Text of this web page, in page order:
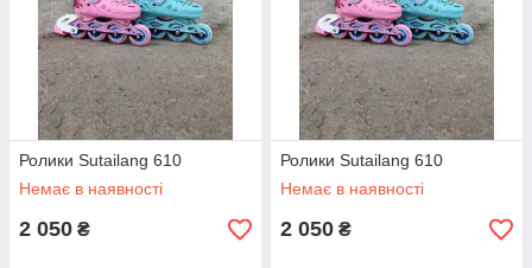
Ролики Sutailang 610
Немає в наявності
2 050 ₴
Ролики Sutailang 610
Немає в наявності
2 050 ₴